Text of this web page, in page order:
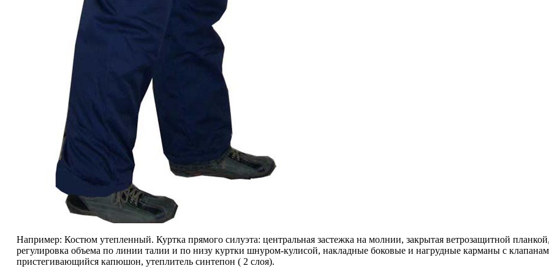
Например: Костюм утепленный. Куртка прямого силуэта: центральная застежка на молнии, закрытая ветрозащитной
регулировка объема по линии талии и по низу куртки шнуром-кулисой, накладные боковые и нагрудные карманы с
пристегивающийся капюшон, утеплитель синтепон ( 2 слоя).